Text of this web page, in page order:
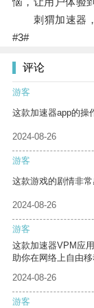
刺猬加速器，
#3#
评论
游客
这款加速器app的操
2024-08-26
游客
这款游戏的剧情非常
2024-08-26
游客
这款加速器VPM应
助你在网络上自由移
2024-08-26
游客